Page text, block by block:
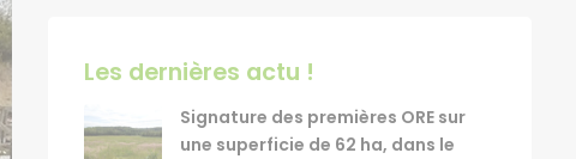
Les dernières actu !
Signature des premières ORE sur
une superficie de 62 ha, dans le